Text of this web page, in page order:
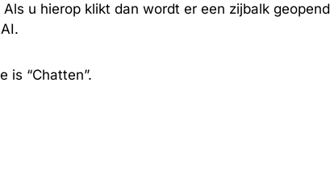
u hierop klikt dan wordt er een zijbalk geopend
is “Chatten”.